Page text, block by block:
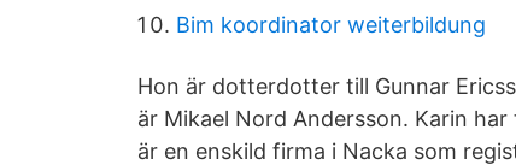
Bim koordinator weiterbildung
Hon är dotterdotter till Gunnar
är Mikael Nord Andersson. Karin
är en enskild firma i Nacka som